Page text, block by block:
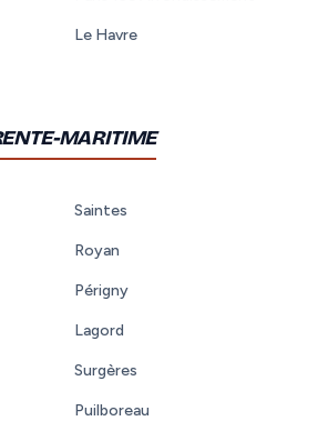
Le Havre
MARITIME
Saintes
Royan
Périgny
Lagord
Surgères
Puilboreau